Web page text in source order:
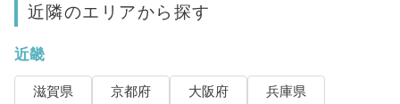
近隣のエリアから探す
近畿
滋賀県 京都府 大阪府
兵庫県